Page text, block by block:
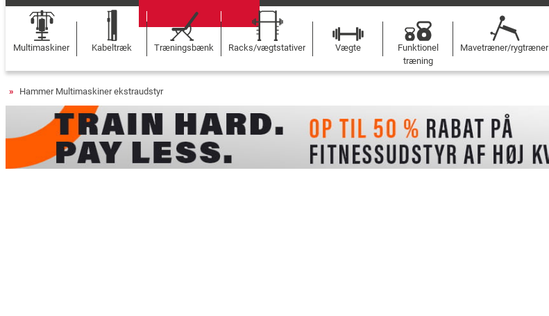
Multimaskiner Kabeltræk Træningsbænk Racks/vægtstativer Vægte
Funktionel
træning
Mavetræner/rygtræner
Hammer Multimaskiner ekstraudstyr